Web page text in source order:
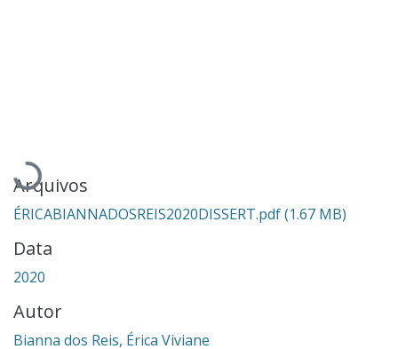
Carregando...
Arquivos
ÉRICABIANNADOSREIS2020DISSERT.pdf(1.67 MB)
Data
2020
Autor
Bianna dos Reis, Érica Viviane